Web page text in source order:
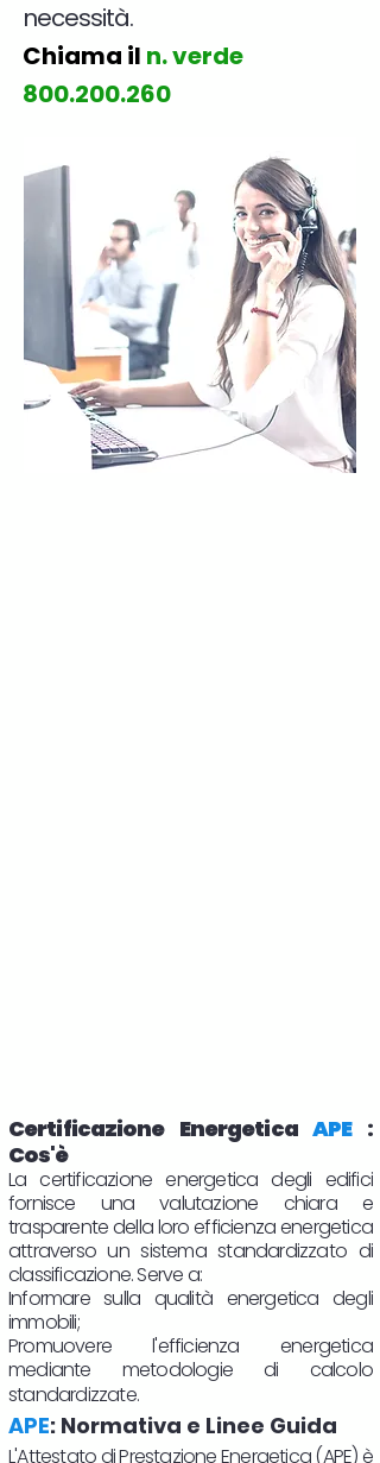
necessità.
Chiama il n. verde
800.200.260
Certificazione EnergeticaAPE:
Cos'è
La certificazione energetica degli edifici
fornisce una valutazione chiara e
trasparente della loro efficienza energetica
attraverso un sistema standardizzato di
classificazione. Serve a:
Informare sulla qualità energetica degli
immobili;
Promuovere l'efficienza energetica
mediante metodologie di calcolo
standardizzate.
APE: Normativa e Linee Guida
L'Attestato di Prestazione Energetica (APE) è